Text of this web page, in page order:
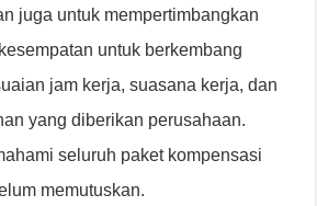
juga untuk mempertimbangkan
untuk berkembang
jam kerja, suasana kerja, dan
yang diberikan perusahaan.
seluruh paket kompensasi
memutuskan.